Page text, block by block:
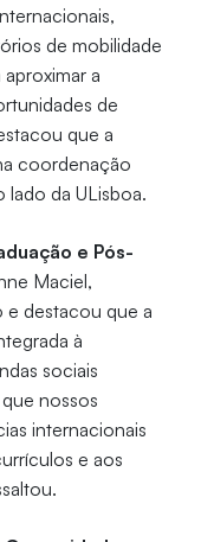
de mobilidade
a
de
que a
coordenação
da ULisboa.
e Pós-
Maciel,
e destacou que a
à
sociais
nossos
internacionais
e aos